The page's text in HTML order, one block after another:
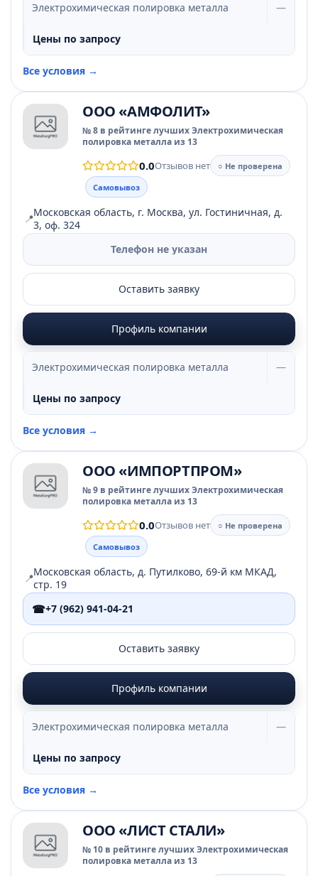
Электрохимическая полировка металла —
Цены по запросу
Все условия →
ООО «АМФОЛИТ»
№ 8 в рейтинге лучших Электрохимическая
полировка металла из 13
0.0Отзывов нет
○ Не проверена
Самовывоз
📍Московская область, г. Москва, ул. Гостиничная, д.
3, оф. 324
Телефон не указан
Оставить заявку
Профиль компании
Электрохимическая полировка металла —
Цены по запросу
Все условия →
ООО «ИМПОРТПРОМ»
№ 9 в рейтинге лучших Электрохимическая
полировка металла из 13
0.0Отзывов нет
○ Не проверена
Самовывоз
📍Московская область, д. Путилково, 69-й км МКАД,
стр. 19
☎+7 (962) 941-04-21
Оставить заявку
Профиль компании
Электрохимическая полировка металла —
Цены по запросу
Все условия →
ООО «ЛИСТ СТАЛИ»
№ 10 в рейтинге лучших Электрохимическая
полировка металла из 13